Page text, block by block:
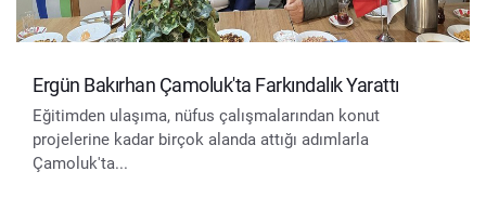
Ergün Bakırhan Çamoluk'ta Farkındalık Yarattı
Eğitimden ulaşıma, nüfus çalışmalarından konut
projelerine kadar birçok alanda attığı adımlarla
Çamoluk'ta...